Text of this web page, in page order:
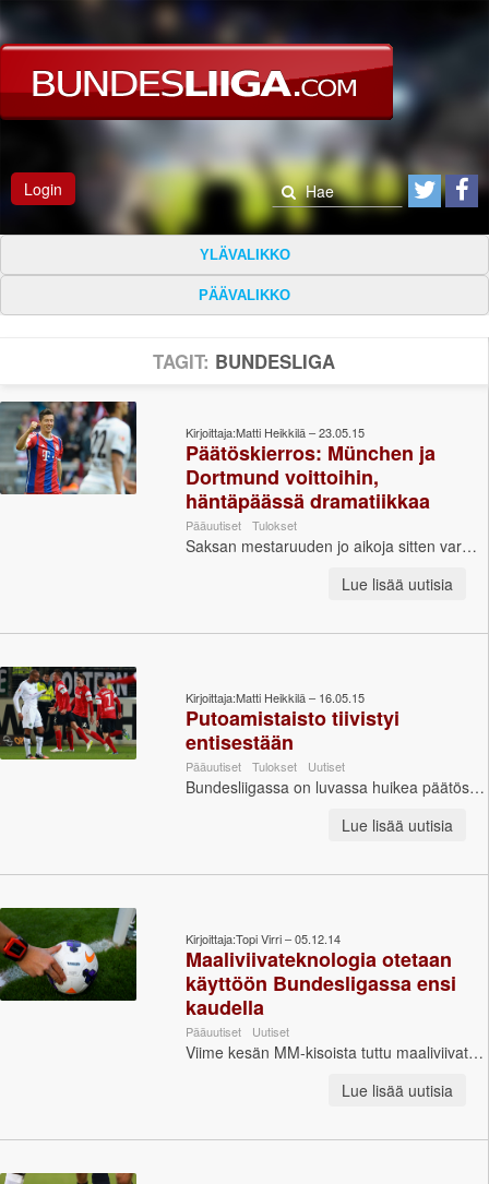
Login
YLÄVALIKKO
PÄÄVALIKKO
TAGIT: BUNDESLIGA
Kirjoittaja:Matti Heikkilä – 23.05.15
Päätöskierros: München ja
Dortmund voittoihin,
häntäpäässä dramatiikkaa
Pääuutiset Tulokset
Saksan mestaruuden jo aikoja sitten varmistanut Bayern München voitti kauden päätösottelunsa 2-0 Mainzia vastaan. Myös putoamistaistelu venyi lau...
Lue lisää uutisia
Kirjoittaja:Matti Heikkilä – 16.05.15
Putoamistaisto tiivistyi
entisestään
Pääuutiset Tulokset Uutiset
Bundesliigassa on luvassa huikea päätöskierros, sillä lauantain ottelut eivät tuoneet mitään selvyyttä putoamistaistoon. Päinvastoin. Hannove...
Lue lisää uutisia
Kirjoittaja:Topi Virri – 05.12.14
Maaliviivateknologia otetaan
käyttöön Bundesligassa ensi
kaudella
Pääuutiset Uutiset
Viime kesän MM-kisoista tuttu maaliviivateknologia otetaan käyttöön myös Bundesligassa kaudesta 2015-2016 lähtien. Bundesliga-joukkueet äänest...
Lue lisää uutisia